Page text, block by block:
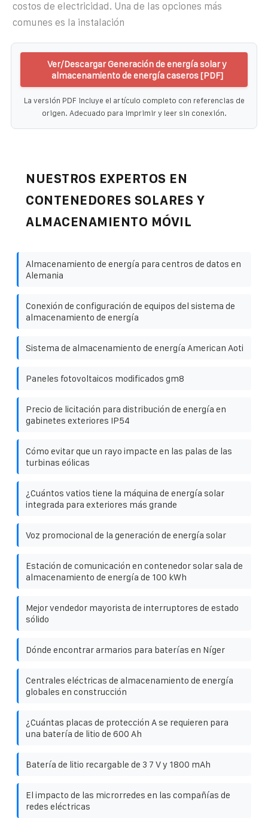
costos de electricidad. Una de las opciones más
comunes es la instalación
Ver/Descargar Generación de energía solar y
almacenamiento de energía caseros [PDF]
La versión PDF incluye el artículo completo con referencias de
origen. Adecuado para imprimir y leer sin conexión.
NUESTROS EXPERTOS EN
CONTENEDORES SOLARES Y
ALMACENAMIENTO MÓVIL
Almacenamiento de energía para centros de datos en
Alemania
Conexión de configuración de equipos del sistema de
almacenamiento de energía
Sistema de almacenamiento de energía American Aoti
Paneles fotovoltaicos modificados gm8
Precio de licitación para distribución de energía en
gabinetes exteriores IP54
Cómo evitar que un rayo impacte en las palas de las
turbinas eólicas
¿Cuántos vatios tiene la máquina de energía solar
integrada para exteriores más grande
Voz promocional de la generación de energía solar
Estación de comunicación en contenedor solar sala de
almacenamiento de energía de 100 kWh
Mejor vendedor mayorista de interruptores de estado
sólido
Dónde encontrar armarios para baterías en Níger
Centrales eléctricas de almacenamiento de energía
globales en construcción
¿Cuántas placas de protección A se requieren para
una batería de litio de 600 Ah
Batería de litio recargable de 3 7 V y 1800 mAh
El impacto de las microrredes en las compañías de
redes eléctricas